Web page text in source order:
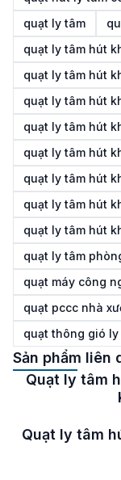
quạt ly tâm
quạt ly tâm hút
quạt ly tâm hút
quạt ly tâm hút
quạt ly tâm hút
quạt ly tâm hút
quạt ly tâm hút
quạt ly tâm hút
quạt ly tâm hút
quạt ly tâm
quạt máy công
quạt pccc nhà
quạt thông gió
Sản phẩm liên
Quạt ly tâm
Quạt ly tâm